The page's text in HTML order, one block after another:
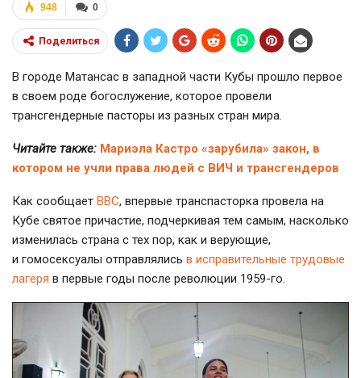
0
948
Поделиться
В городе Матансас в западной части Кубы прошло первое
в своем роде богослужение, которое провели
трансгендерные пасторы из разных стран мира.
Читайте также: Мариэла Кастро «зарубила» закон, в
котором не учли права людей с ВИЧ и трансгендеров
Как сообщает ВВС, впервые транспасторка провела на
Кубе святое причастие, подчеркивая тем самым, насколько
изменилась страна с тех пор, как и верующие,
и гомосексуалы отправлялись в исправительные трудовые
лагеря в первые годы после революции 1959-го.